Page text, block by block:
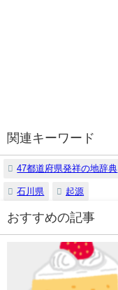
関連キーワード
47都道府県発祥の地辞典
石川県 起源
おすすめの記事